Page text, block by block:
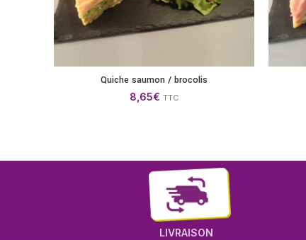
AJOUTER AU PANIER
Quiche saumon / brocolis
8,65€ TTC
LIVRAISON